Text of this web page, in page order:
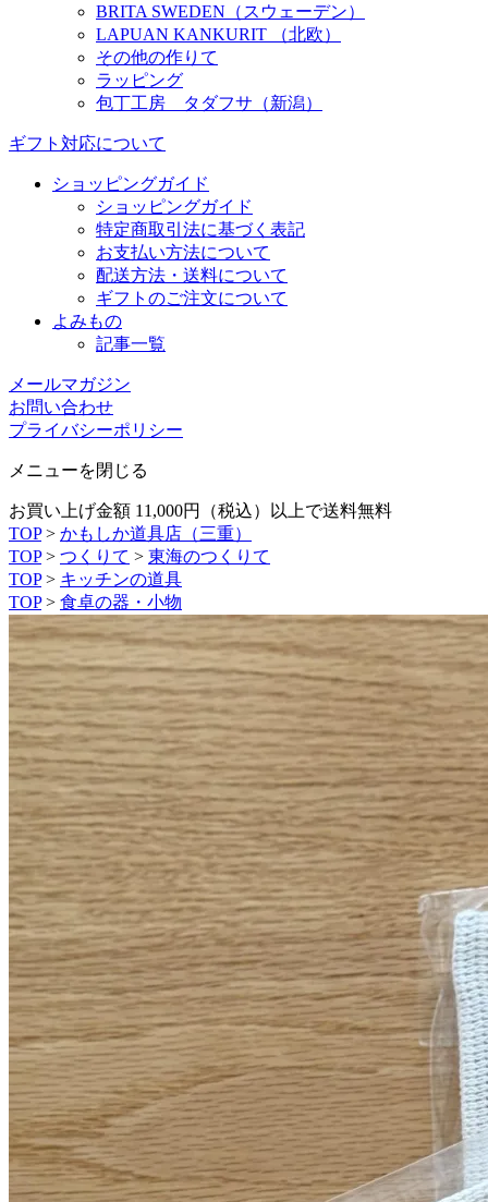
BRITA SWEDEN（スウェーデン）
LAPUAN KANKURIT （北欧）
その他の作りて
ラッピング
包丁工房 タダフサ（新潟）
ギフト対応について
ショッピングガイド
ショッピングガイド
特定商取引法に基づく表記
お支払い方法について
配送方法・送料について
ギフトのご注文について
よみもの
記事一覧
メールマガジン
お問い合わせ
プライバシーポリシー
メニューを閉じる
お買い上げ金額 11,000円（税込）以上で送料無料
TOP> かもしか道具店（三重）
TOP > つくりて > 東海のつくりて
TOP > キッチンの道具
TOP > 食卓の器・小物